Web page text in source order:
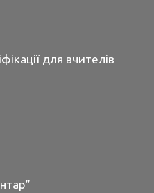
для вчителів